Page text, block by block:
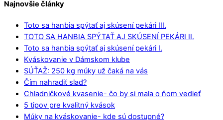
Najnovšie články
Toto sa hanbia spýtať aj skúsení pekári III.
TOTO SA HANBIA SPÝTAŤ AJ SKÚSENÍ PEKÁRI II.
Toto sa hanbia spýtať aj skúsení pekári I.
Kváskovanie v Dámskom klube
SÚŤAŽ: 250 kg múky už čaká na vás
Čím nahradiť slad?
Chladničkové kvasenie- čo by si mala o ňom vedieť
5 tipov pre kvalitný kvások
Múky na kváskovanie- kde sú dostupné?